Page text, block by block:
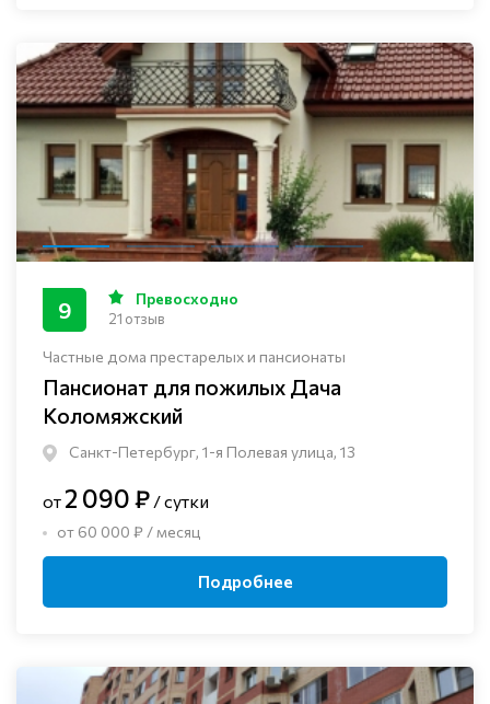
Частные дома престарелых и пансионаты
Пансионат для пожилых Дача
Коломяжский
Санкт-Петербург, 1-я Полевая улица, 13
9 Превосходно
21 отзыв
от 2 090 ₽ / сутки
от 60 000 ₽ / месяц
Подробнее